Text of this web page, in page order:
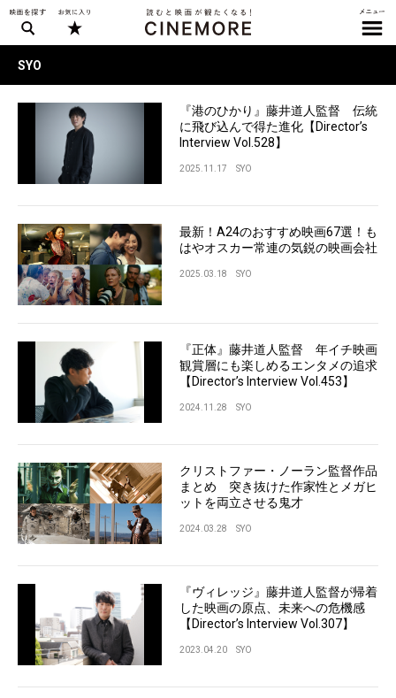
SYO
『港のひかり』藤井道人監督 伝統
に飛び込んで得た進化【Director’s
Interview Vol.528】
2025.11.17 SYO
最新！A24のおすすめ映画67選！も
はやオスカー常連の気鋭の映画会社
2025.03.18 SYO
『正体』藤井道人監督 年イチ映画
観賞層にも楽しめるエンタメの追求
【Director’s Interview Vol.453】
2024.11.28 SYO
クリストファー・ノーラン監督作品
まとめ 突き抜けた作家性とメガヒ
ットを両立させる鬼才
2024.03.28 SYO
『ヴィレッジ』藤井道人監督が帰着
した映画の原点、未来への危機感
【Director’s Interview Vol.307】
2023.04.20 SYO